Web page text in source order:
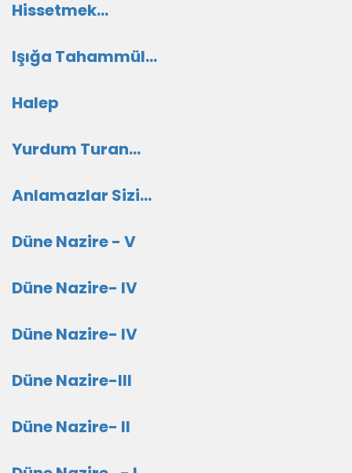
Hissetmek...
Işığa Tahammül...
Halep
Yurdum Turan...
Anlamazlar Sizi...
Düne Nazire - V
Düne Nazire- IV
Düne Nazire- IV
Düne Nazire-III
Düne Nazire- II